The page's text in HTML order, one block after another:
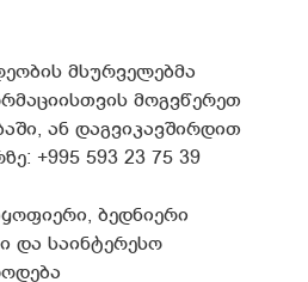
მსურველებმა
მოგვწერეთ
ან დაგვიკავშირდით
+995 593 23 75 39
ბედნიერი
და საინტერესო